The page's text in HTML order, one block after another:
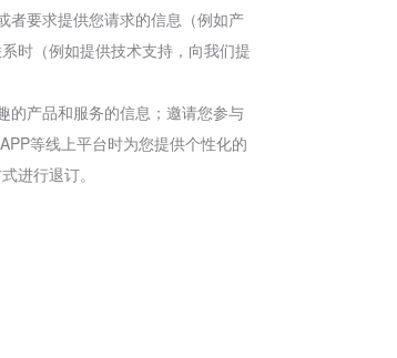
者要求提供您请求的信息（例如产
时（例如提供技术支持，向我们提
的产品和服务的信息；邀请您参与
等线上平台时为您提供个性化的
进行退订。